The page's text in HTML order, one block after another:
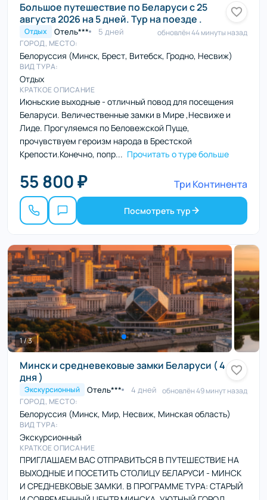
Большое путешествие по Беларуси с 25
августа 2026 на 5 дней. Тур на поезде .
Отдых Отель*** 5 дней
обновлён 44 минуты назад
ГОРОД, МЕСТО:
Белоруссия (Минск, Брест, Витебск, Гродно, Несвиж)
ВИД ТУРА:
Отдых
КРАТКОЕ ОПИСАНИЕ
Июньские выходные - отличный повод для посещения
Беларуси. Величественные замки в Мире ,Несвиже и
Лиде. Прогуляемся по Беловежской Пуще,
прочувствуем героизм народа в Брестской
Крепости.Конечно, попр... Прочитать о туре больше
55 800 ₽ Три Континента
Посмотреть тур
Минск и средневековые замки Беларуси ( 4
дня )
Экскурсионный Отель*** 4 дней обновлён 49 минут назад
ГОРОД, МЕСТО:
Белоруссия (Минск, Мир, Несвиж, Минская область)
ВИД ТУРА:
Экскурсионный
КРАТКОЕ ОПИСАНИЕ
ПРИГЛАШАЕМ ВАС ОТПРАВИТЬСЯ В ПУТЕШЕСТВИЕ НА
ВЫХОДНЫЕ И ПОСЕТИТЬ СТОЛИЦУ БЕЛАРУСИ - МИНСК
И СРЕДНЕВКОВЫЕ ЗАМКИ. В ПРОГРАММЕ ТУРА: СТАРЫЙ
1 / 3